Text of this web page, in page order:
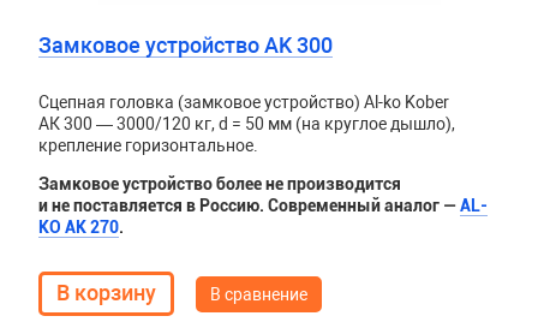
Замковое устройство AK 300
Сцепная головка (замковое устройство) Al-ko Kober
АК 300 — 3000/120 кг, d = 50 мм (на круглое дышло),
крепление горизонтальное.
Замковое устройство более не производится
и не поставляется в Россию. Современный аналог —AL-
KO AK 270.
В сравнение